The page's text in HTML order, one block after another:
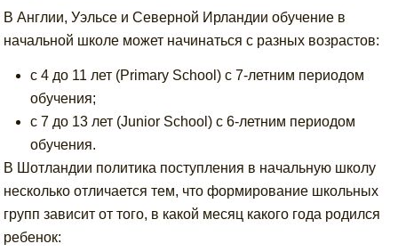
В Англии, Уэльсе и Северной Ирландии обучение в
начальной школе может начинаться с разных возрастов:
с 4 до 11 лет (Primary School) с 7-летним периодом
обучения;
с 7 до 13 лет (Junior School) с 6-летним периодом
обучения.
В Шотландии политика поступления в начальную школу
несколько отличается тем, что формирование школьных
групп зависит от того, в какой месяц какого года родился
ребенок: